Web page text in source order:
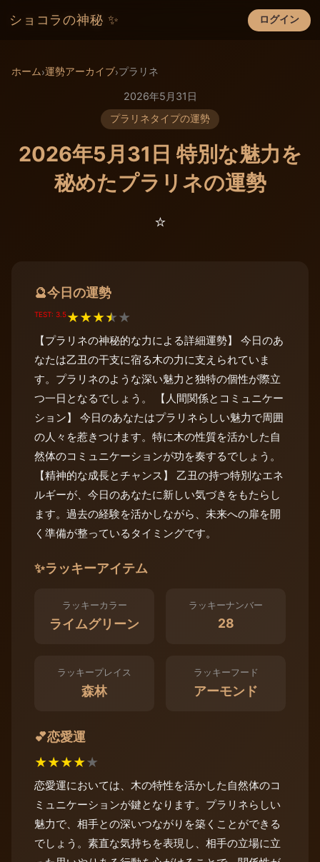
ショコラの神秘 ✨ ログイン
×
ホーム›運勢アーカイブ›プラリネ
2026年5月31日
プラリネタイプの運勢
2026年5月31日 特別な魅力を
秘めたプラリネの運勢
⭐️
🔮今日の運勢
TEST: 3.5★★★★★
【プラリネの神秘的な力による詳細運勢】 今日のあ
なたは乙丑の干支に宿る木の力に支えられていま
す。プラリネのような深い魅力と独特の個性が際立
つ一日となるでしょう。 【人間関係とコミュニケー
ション】 今日のあなたはプラリネらしい魅力で周囲
の人々を惹きつけます。特に木の性質を活かした自
然体のコミュニケーションが功を奏するでしょう。
【精神的な成長とチャンス】 乙丑の持つ特別なエネ
ルギーが、今日のあなたに新しい気づきをもたらし
ます。過去の経験を活かしながら、未来への扉を開
く準備が整っているタイミングです。
✨ラッキーアイテム
ラッキーカラー
ライムグリーン
ラッキーナンバー
28
ラッキープレイス
森林
ラッキーフード
アーモンド
💕恋愛運
★★★★★
恋愛運においては、木の特性を活かした自然体のコ
ミュニケーションが鍵となります。プラリネらしい
魅力で、相手との深いつながりを築くことができる
でしょう。素直な気持ちを表現し、相手の立場に立